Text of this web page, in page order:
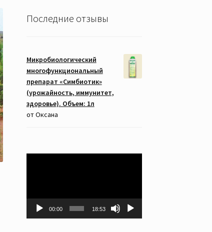
Последние отзывы
Микробиологический
многофункциональный
препарат «Симбиотик»
(урожайность, иммунитет,
здоровье). Объем: 1л
от Оксана
00:00 18:53